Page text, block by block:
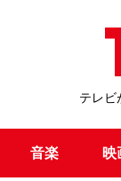
テレビ
音楽 映